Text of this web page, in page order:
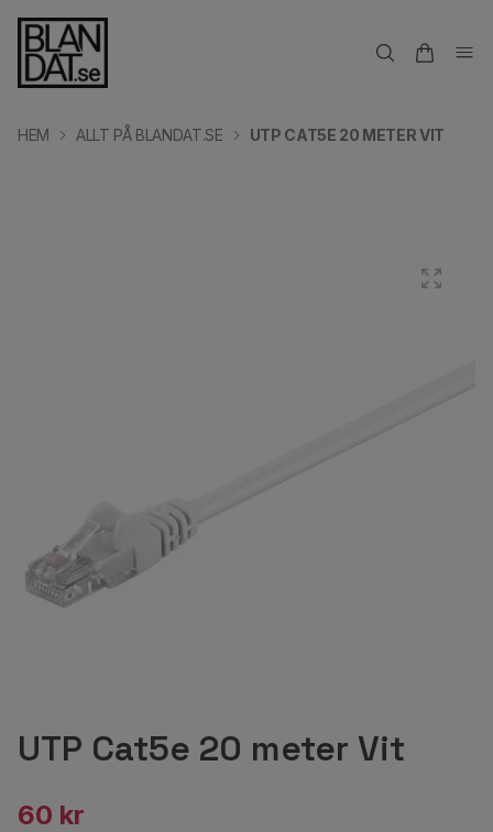
HEM ALLT PÅ BLANDAT.SE UTP CAT5E 20 METER VIT
UTP Cat5e 20 meter Vit
60 kr